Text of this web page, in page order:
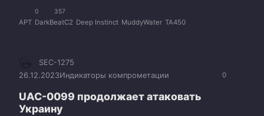
0 357
APT DarkBeatC2 Deep Instinct MuddyWater TA450
0
SEC-1275
26.12.2023Индикаторы компрометации
UAC-0099 продолжает атаковать
Украину